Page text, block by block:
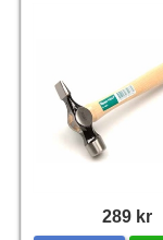
289 kr